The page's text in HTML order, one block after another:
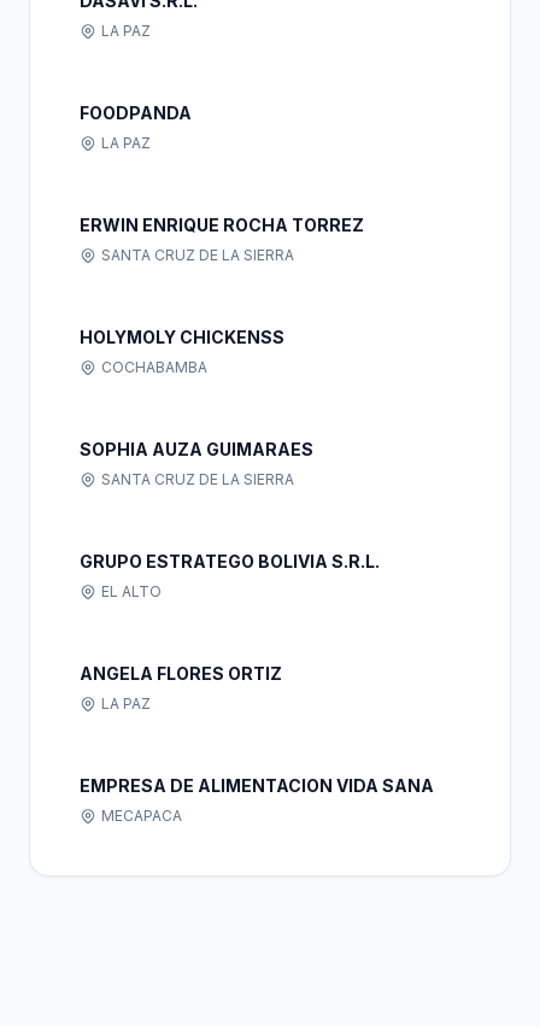
LA PAZ
FOODPANDA
LA PAZ
ERWIN ENRIQUE ROCHA TORREZ
SANTA CRUZ DE LA SIERRA
HOLYMOLY CHICKENSS
COCHABAMBA
SOPHIA AUZA GUIMARAES
SANTA CRUZ DE LA SIERRA
GRUPO ESTRATEGO BOLIVIA S.R.L.
EL ALTO
ANGELA FLORES ORTIZ
LA PAZ
EMPRESA DE ALIMENTACION VIDA SANA
MECAPACA